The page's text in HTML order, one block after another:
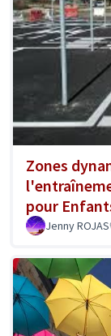
Zones
pour
Jenny ROJAS